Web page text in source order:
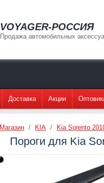
VOYAGER-РОССИЯ
Продажа автомобильных
Доставка Акции
Магазин / KIA / Kia Sorento
Пороги для Kia